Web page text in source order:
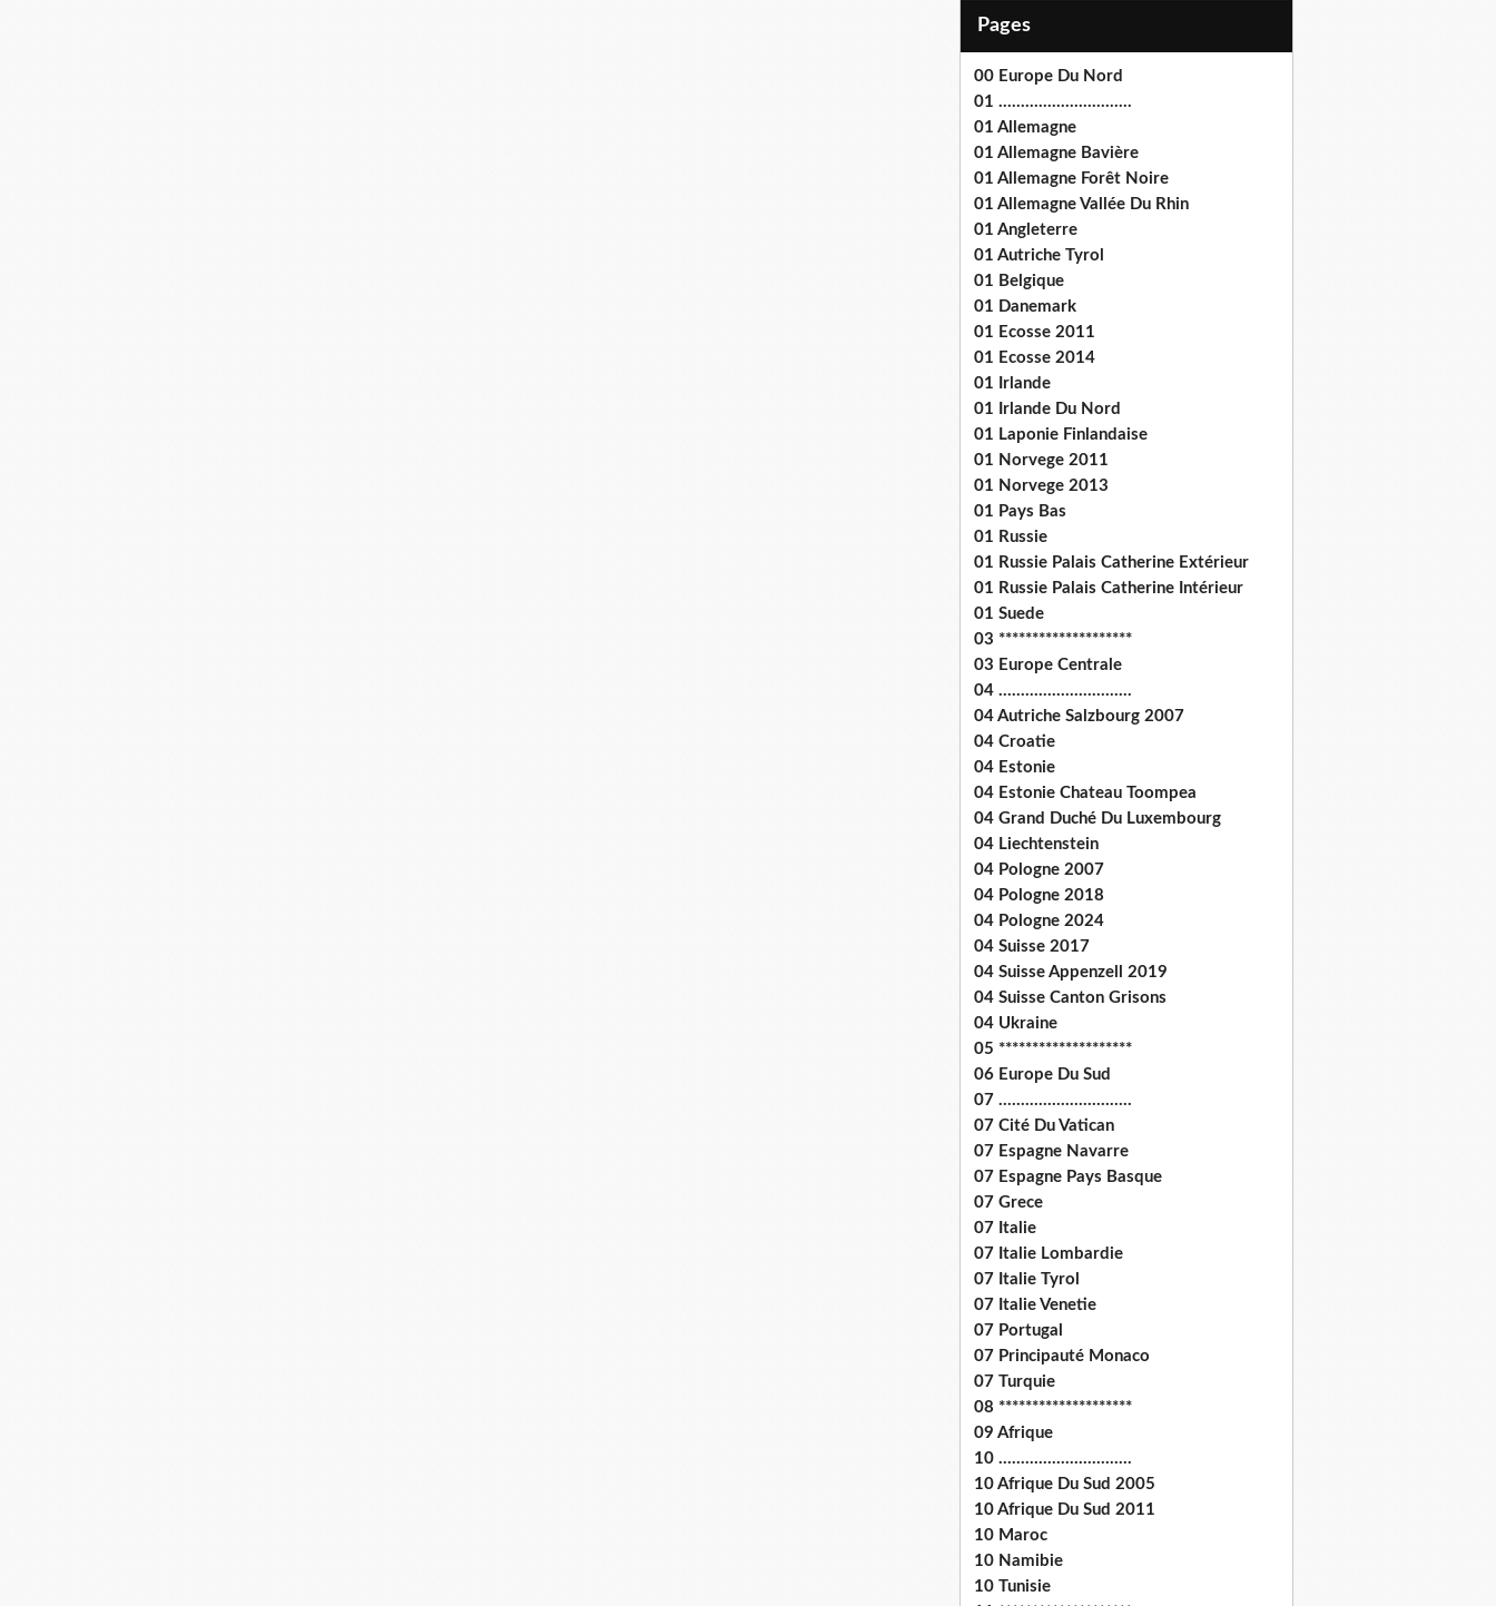
Pages
00 Europe Du Nord
01 ..............................
01 Allemagne
01 Allemagne Bavière
01 Allemagne Forêt Noire
01 Allemagne Vallée Du Rhin
01 Angleterre
01 Autriche Tyrol
01 Belgique
01 Danemark
01 Ecosse 2011
01 Ecosse 2014
01 Irlande
01 Irlande Du Nord
01 Laponie Finlandaise
01 Norvege 2011
01 Norvege 2013
01 Pays Bas
01 Russie
01 Russie Palais Catherine Extérieur
01 Russie Palais Catherine Intérieur
01 Suede
03 ********************
03 Europe Centrale
04 ..............................
04 Autriche Salzbourg 2007
04 Croatie
04 Estonie
04 Estonie Chateau Toompea
04 Grand Duché Du Luxembourg
04 Liechtenstein
04 Pologne 2007
04 Pologne 2018
04 Pologne 2024
04 Suisse 2017
04 Suisse Appenzell 2019
04 Suisse Canton Grisons
04 Ukraine
05 ********************
06 Europe Du Sud
07 ..............................
07 Cité Du Vatican
07 Espagne Navarre
07 Espagne Pays Basque
07 Grece
07 Italie
07 Italie Lombardie
07 Italie Tyrol
07 Italie Venetie
07 Portugal
07 Principauté Monaco
07 Turquie
08 ********************
09 Afrique
10 ..............................
10 Afrique Du Sud 2005
10 Afrique Du Sud 2011
10 Maroc
10 Namibie
10 Tunisie